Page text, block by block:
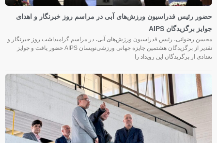
حضور رئیس فدراسیون ورزش‌های آبی در مراسم روز خبرنگار و اهدای
جوایز برگزیدگان AIPS
محسن رضوانی، رئیس فدراسیون ورزش‌های آبی، در مراسم گرامیداشت روز خبرنگار و
تقدیر از برگزیدگان هشتمین جایزه جهانی ورزشی‌نویسان AIPS حضور یافت و جوایز
تعدادی از برگزیدگان این رویداد را